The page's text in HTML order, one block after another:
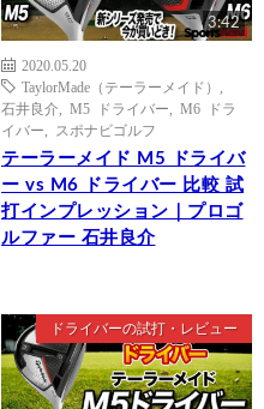
3:42
2020.05.20
TaylorMade（テーラーメイド）
石井良介
M5 ドライバー
M6 ドラ
イバー
スポナビゴルフ
テーラーメイド M5 ドライバ
ー vs M6 ドライバー 比較 試
打インプレッション｜プロゴ
ルファー 石井良介
ドライバーの試打・レビュー